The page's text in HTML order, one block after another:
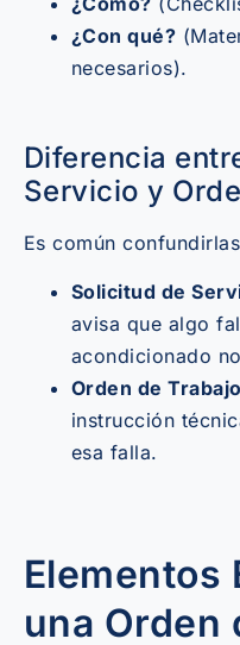
¿Con qué?
necesarios).
Diferencia
Servicio y
Es común
Solicitud de
avisa que algo
acondicionado
Orden de
instrucción
esa falla.
Elementos
una Orden